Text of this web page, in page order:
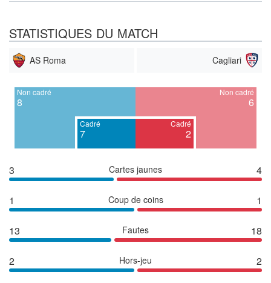
STATISTIQUES DU MATCH
AS Roma Cagliari
Non cadré
8
Cadré
7
Cadré
2
Non cadré
6
3 Cartes jaunes 4
1 Coup de coins 1
13 Fautes 18
2 Hors-jeu 2